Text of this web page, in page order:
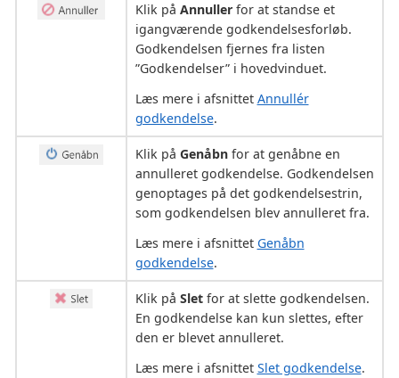
Klik på Annullerfor at standse et
igangværende godkendelsesforløb.
Godkendelsen fjernes fra listen
”Godkendelser” i hovedvinduet.
Læs mere i afsnittet Annullér
godkendelse.
Klik på Genåbnfor at genåbne en
annulleret godkendelse. Godkendelsen
genoptages på det godkendelsestrin,
som godkendelsen blev annulleret fra.
Læs mere i afsnittet Genåbn
godkendelse.
Klik på Sletfor at slette godkendelsen.
En godkendelse kan kun slettes, efter
den er blevet annulleret.
Læs mere i afsnittet Slet godkendelse.